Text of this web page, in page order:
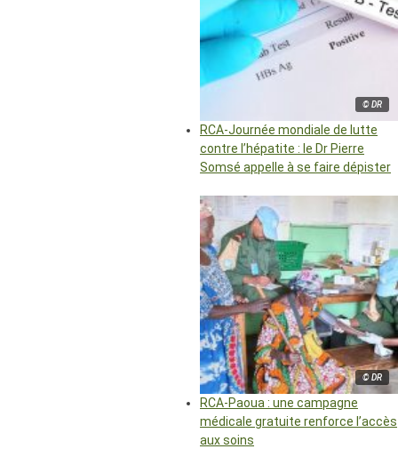
© DR
RCA-Journée mondiale de lutte
contre l’hépatite : le Dr Pierre
Somsé appelle à se faire dépister
© DR
RCA-Paoua : une campagne
médicale gratuite renforce l’accès
aux soins